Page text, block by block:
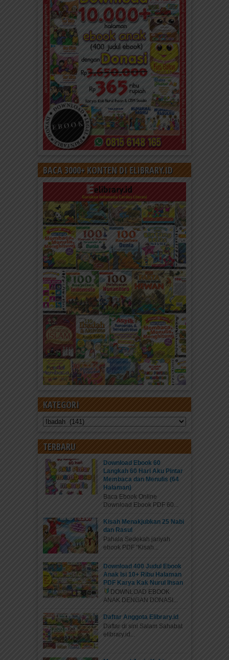
Adab dan Doa Anak Muslim Ketika
Membuka Pakaian
Doa Membuka Pakaian Bismillaahilladzii laa ilaaha
illaahuw Dengan menyebut nama Allah, Zat yang
tiada Tuhan yang berhak...
Adab dan Doa Anak Muslim Sebelum
Mandi
Doa Sebelum Mandi Alloohummaghfirlii dzambii
wawassilii fii daarii wa baarik lii fii rizqii Ya Allah,
ampunilah dosa...
Adab dan Doa Anak Muslim
Berpakaian
Doa Berpakaian Alhamdulillaahilladzii kasaanii
hadzatsauba warojaqoniihi min ghairi haulim
minnii walaa quwwatin Segala puji bagi Allah, Zat...
Doa dan Adab Keluar dari Kamar
Mandi
Ghufraanaka, alhamdulillaahil ladzii adzhaba annil
adzaa wa afaani Aku memohon ampun pada-Mu.
BACA 3000+ KONTEN DI ELIBRARY.ID
KATEGORI
Kategori
TERBARU
Download Ebook 60
Langkah 60 Hari Aku Pintar
Membaca dan Menulis (64
Halaman)
Baca Ebook Online
Download Ebook PDF 60...
Kisah Menakjubkan 25 Nabi
dan Rasul
Pahala Sedekah jariyah
ebook PDF “Kisah...
Download 400 Judul Ebook
Anak Isi 10+ Ribu Halaman
PDF Karya Kak Nurul Ihsan
DOWNLOAD EBOOK
ANAK DENGAN DONASI...
Daftar Anggota Elibrary.id
Daftar di sini Salam Sahabat
elibrary.id...